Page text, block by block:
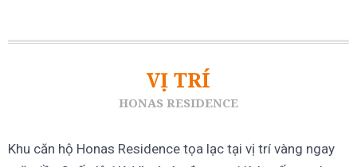
VỊ TRÍ
HONAS RESIDENCE
Khu căn hộ Honas Residence tọa lạc tại vị trí vàng ngay